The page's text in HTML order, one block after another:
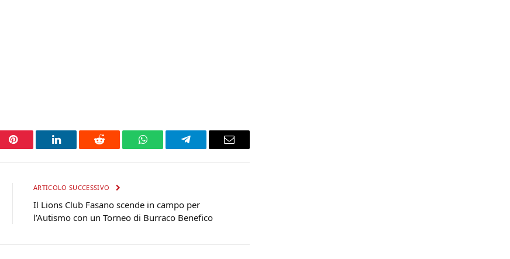
Pinterest LinkedIn Reddit WhatsAppTelegram Email
ARTICOLO SUCCESSIVO
Il Lions Club Fasano scende in campo per
l’Autismo con un Torneo di Burraco Benefico